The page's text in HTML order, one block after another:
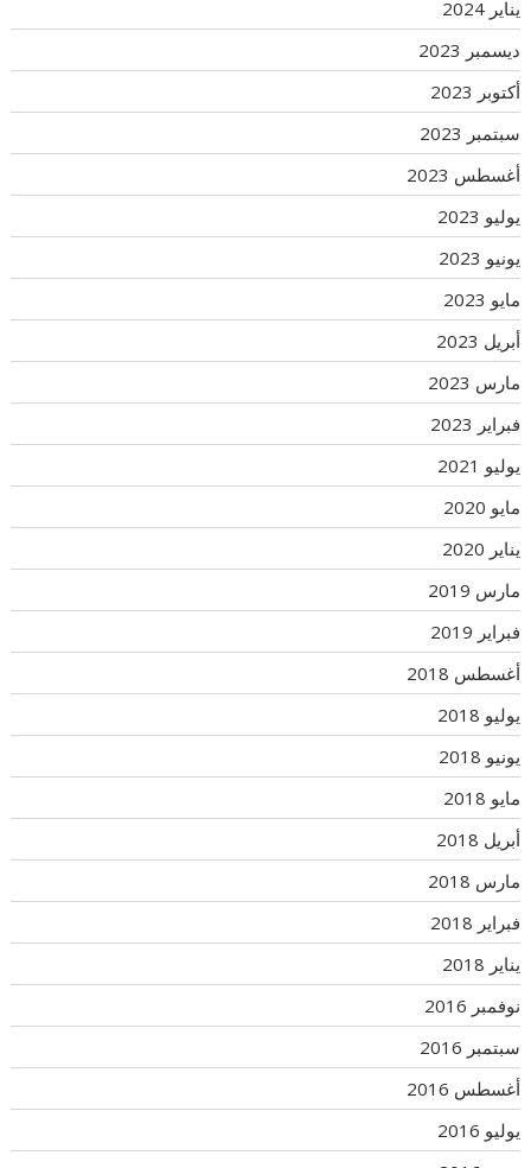
يناير 2024
ديسمبر 2023
أكتوبر 2023
سبتمبر 2023
أغسطس 2023
يوليو 2023
يونيو 2023
مايو 2023
أبريل 2023
مارس 2023
فبراير 2023
يوليو 2021
مايو 2020
يناير 2020
مارس 2019
فبراير 2019
أغسطس 2018
يوليو 2018
يونيو 2018
مايو 2018
أبريل 2018
مارس 2018
فبراير 2018
يناير 2018
نوفمبر 2016
سبتمبر 2016
أغسطس 2016
يوليو 2016